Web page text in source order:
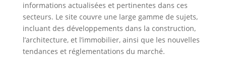
informations actualisées et pertinentes dans ces
secteurs. Le site couvre une large gamme de sujets,
incluant des développements dans la construction,
l’architecture, et l’immobilier, ainsi que les nouvelles
tendances et réglementations du marché.